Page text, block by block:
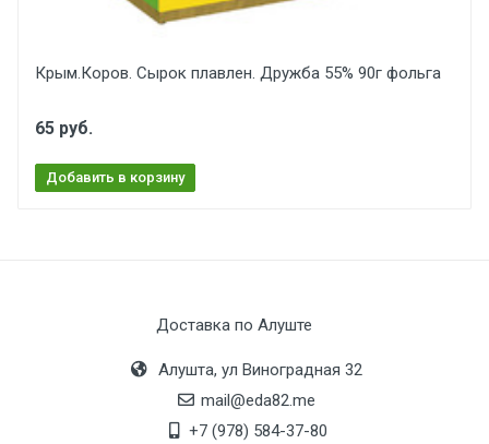
Крым.Коров. Сырок плавлен. Дружба 55% 90г фольга
65 руб.
Добавить в корзину
Доставка по Алуште
Алушта, ул Виноградная 32
mail@eda82.me
+7 (978) 584-37-80